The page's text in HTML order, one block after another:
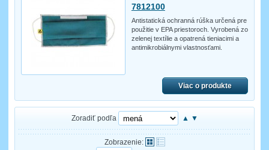
7812100
Antistatická ochranná rúška určená pre
použitie v EPA priestoroch. Vyrobená zo
zelenej textílie a opatrená tieniacimi a
antimikrobiálnymi vlastnosťami.
Viac o produkte
Zoradiť podľa ▲ ▼
Zobrazenie: